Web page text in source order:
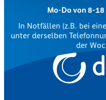
Mo-Do von 8-
In Notfällen (z.B. bei
unter derselben
der